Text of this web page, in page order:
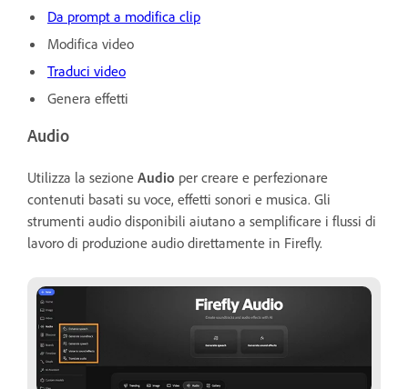
Da prompt a modifica clip
Modifica video
Traduci video
Genera effetti
Audio
Utilizza la sezione Audio per creare e perfezionare
contenuti basati su voce, effetti sonori e musica. Gli
strumenti audio disponibili aiutano a semplificare i flussi di
lavoro di produzione audio direttamente in Firefly.